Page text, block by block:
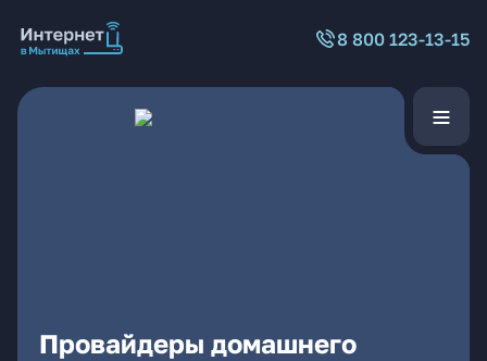
8 800 123-13-15
Провайдеры домашнего